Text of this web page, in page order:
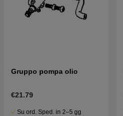
Gruppo pompa olio
€21.79
Su ord. Sped. in 2–5 gg